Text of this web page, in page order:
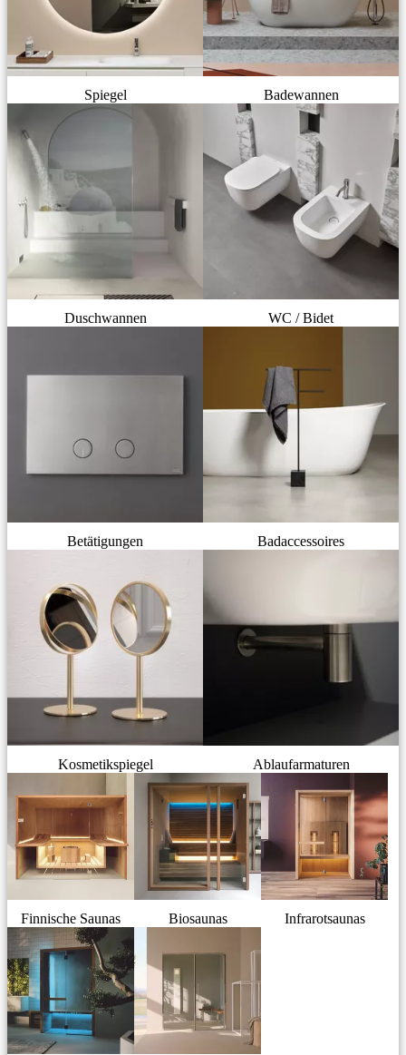
Spiegel Badewannen
Duschwannen WC / Bidet
Betätigungen Badaccessoires
Kosmetikspiegel Ablaufarmaturen
Finnische Saunas Biosaunas Infrarotsaunas